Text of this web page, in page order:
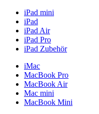
iPad mini
iPad
iPad Air
iPad Pro
iPad Zubehör
iMac
MacBook Pro
MacBook Air
Mac mini
MacBook Mini